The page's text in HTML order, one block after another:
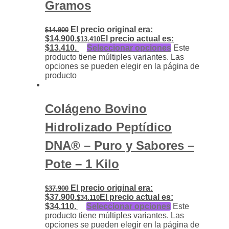
Gramos
$14.900 El precio original era:
$14.900.$13.410 El precio actual es:
$13.410.
Seleccionar opciones Este
producto tiene múltiples variantes. Las
opciones se pueden elegir en la página de
producto
Colágeno Bovino
Hidrolizado Peptídico
DNA® – Puro y Sabores –
Pote – 1 Kilo
$37.900 El precio original era:
$37.900.$34.110 El precio actual es:
$34.110.
Seleccionar opciones Este
producto tiene múltiples variantes. Las
opciones se pueden elegir en la página de